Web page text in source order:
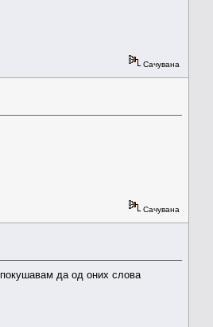
Сачувана
Сачувана
покушавам да од оних слова